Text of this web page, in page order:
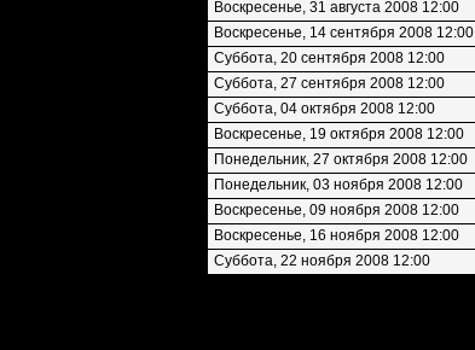
Воскресенье, 31 августа 2008 12:00
Воскресенье, 14 сентября 2008 12:00
Суббота, 20 сентября 2008 12:00
Суббота, 27 сентября 2008 12:00
Суббота, 04 октября 2008 12:00
Воскресенье, 19 октября 2008 12:00
Понедельник, 27 октября 2008 12:00
Понедельник, 03 ноября 2008 12:00
Воскресенье, 09 ноября 2008 12:00
Воскресенье, 16 ноября 2008 12:00
Суббота, 22 ноября 2008 12:00